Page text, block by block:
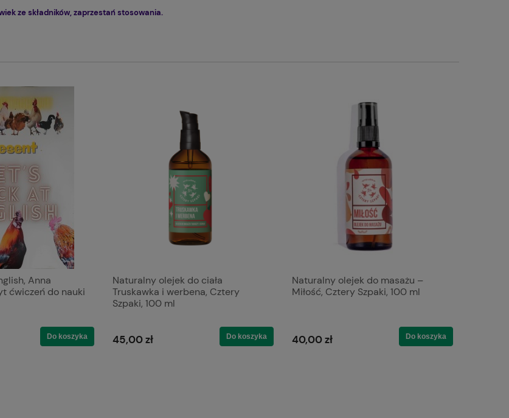
ze składników, zaprzestań stosowania.
Anna
ćwiczeń do nauki
Do koszyka
Naturalny olejek do ciała
Truskawka i werbena, Cztery
Szpaki, 100 ml
45,00 zł Do koszyka
Naturalny olejek do masażu –
Miłość, Cztery Szpaki, 100 ml
40,00 zł Do koszyka